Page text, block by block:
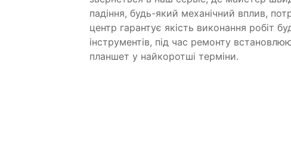
падіння, будь-який механічний вплив,
центр гарантує якість виконання робіт
інструментів, під час ремонту
планшет у найкоротші терміни.